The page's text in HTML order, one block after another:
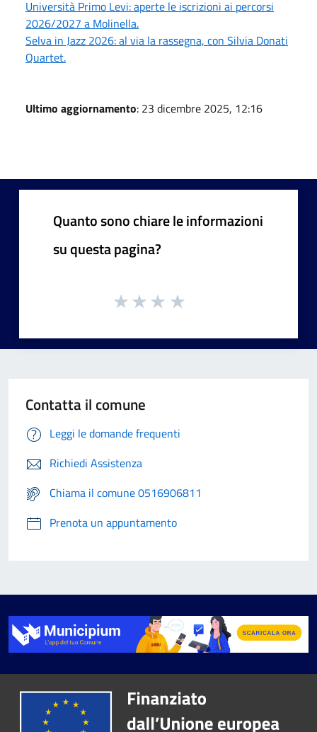
Università Primo Levi: aperte le iscrizioni ai percorsi
2026/2027 a Molinella.
Selva in Jazz 2026: al via la rassegna, con Silvia Donati
Quartet.
Ultimo aggiornamento: 23 dicembre 2025, 12:16
Quanto sono chiare le informazioni
su questa pagina?
Contatta il comune
Leggi le domande frequenti
Richiedi Assistenza
Chiama il comune 0516906811
Prenota un appuntamento